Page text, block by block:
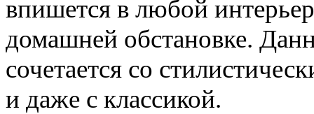
впишется в любой
домашней обстановке.
сочетается со
и даже с классикой.